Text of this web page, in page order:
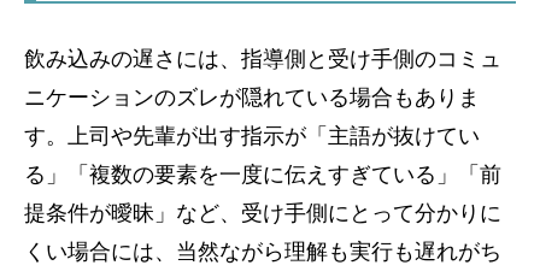
飲み込みの遅さには、指導側と受け手側のコミュ
ニケーションのズレが隠れている場合もありま
す。上司や先輩が出す指示が「主語が抜けてい
る」「複数の要素を一度に伝えすぎている」「前
提条件が曖昧」など、受け手側にとって分かりに
くい場合には、当然ながら理解も実行も遅れがち